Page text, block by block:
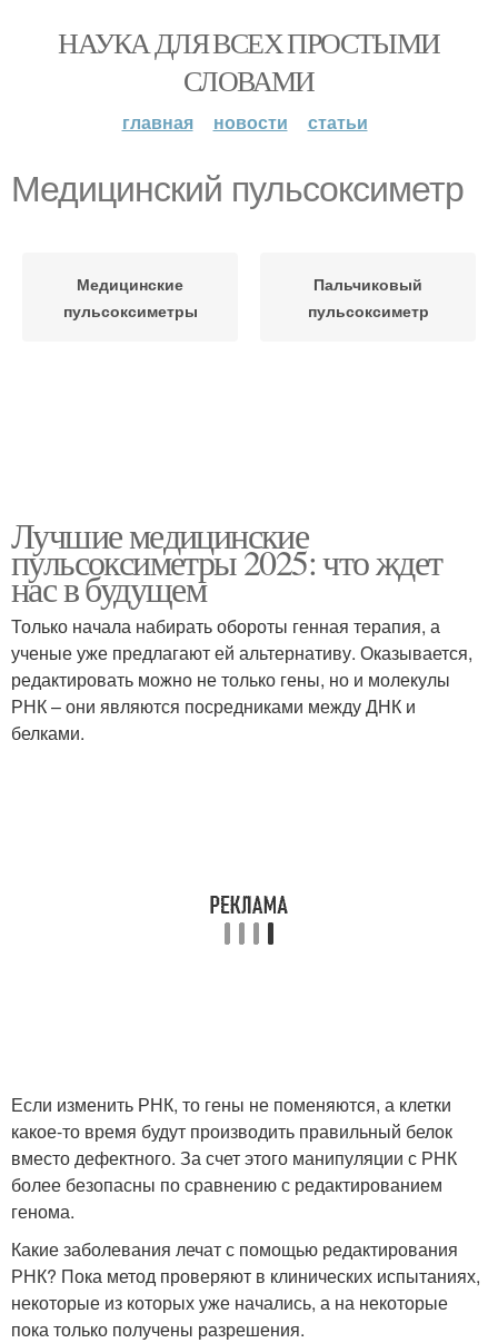
НАУКА ДЛЯ ВСЕХ ПРОСТЫМИ
СЛОВАМИ
главная новости статьи
Медицинский пульсоксиметр
Медицинские
пульсоксиметры
Пальчиковый
пульсоксиметр
Лучшие медицинские
пульсоксиметры 2025: что ждет
нас в будущем
Только начала набирать обороты генная терапия, а
ученые уже предлагают ей альтернативу. Оказывается,
редактировать можно не только гены, но и молекулы
РНК – они являются посредниками между ДНК и
белками.
Если изменить РНК, то гены не поменяются, а клетки
какое-то время будут производить правильный белок
вместо дефектного. За счет этого манипуляции с РНК
более безопасны по сравнению с редактированием
генома.
Какие заболевания лечат с помощью редактирования
РНК? Пока метод проверяют в клинических испытаниях,
некоторые из которых уже начались, а на некоторые
пока только получены разрешения.